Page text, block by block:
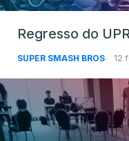
Regresso do
SUPER SMASH BROS 12